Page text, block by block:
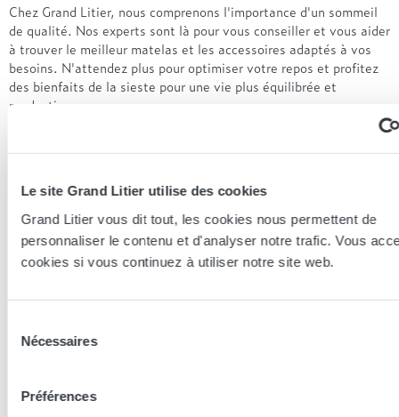
Le site Grand Litier utilise des cookies
Grand Litier vous dit tout, les cookies nous permettent de
personnaliser le contenu et d'analyser notre trafic. Vous
cookies si vous continuez à utiliser notre site web.
Nécessaires
Préférences
Chez Grand Litier, nous comprenons l'importance d'un sommeil
de qualité. Nos experts sont là pour vous conseiller et vous aider
à trouver le meilleur matelas et les accessoires adaptés à vos
besoins. N'attendez plus pour optimiser votre repos et profitez
des bienfaits de la sieste pour une vie plus équilibrée et
productive.
Pour plus de conseils et d'informations sur comment améliorer
notre gamme de produits conçus pour un sommeil optimal, dans
l'un de nos120 magasins.